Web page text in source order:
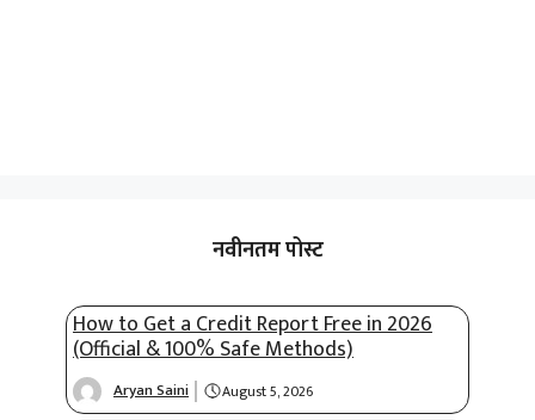
नवीनतम पोस्ट
How to Get a Credit Report Free in 2026
(Official & 100% Safe Methods)
Aryan Saini August 5, 2026